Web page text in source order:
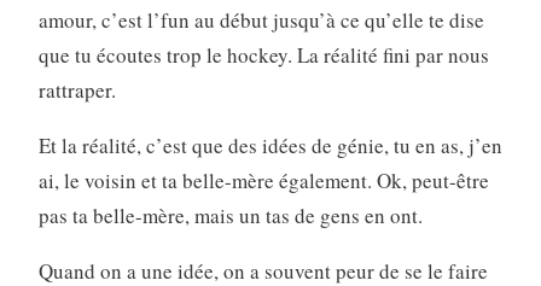
amour, c’est l’fun au début jusqu’à ce qu’elle te dise
que tu écoutes trop le hockey. La réalité fini par nous
rattraper.
Et la réalité, c’est que des idées de génie, tu en as, j’en
ai, le voisin et ta belle-mère également. Ok, peut-être
pas ta belle-mère, mais un tas de gens en ont.
Quand on a une idée, on a souvent peur de se le faire